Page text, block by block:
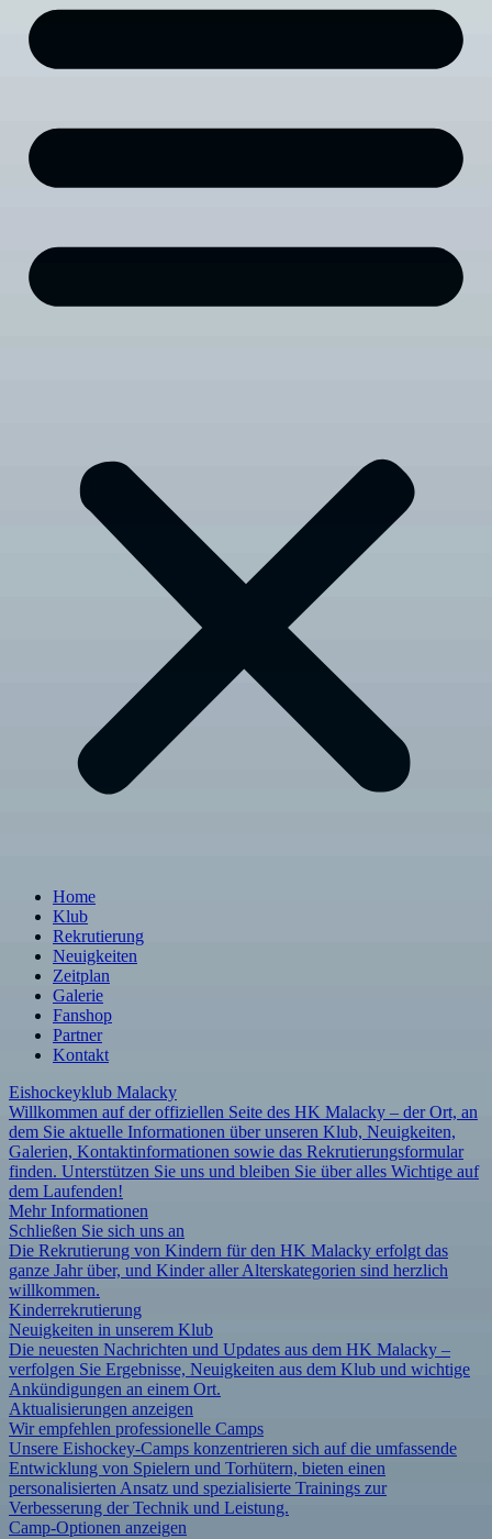
Home
Klub
Rekrutierung
Neuigkeiten
Zeitplan
Galerie
Fanshop
Partner
Kontakt
Eishockeyklub Malacky
Willkommen auf der offiziellen Seite des HK Malacky – der Ort, an
dem Sie aktuelle Informationen über unseren Klub, Neuigkeiten,
Galerien, Kontaktinformationen sowie das Rekrutierungsformular
finden. Unterstützen Sie uns und bleiben Sie über alles Wichtige auf
dem Laufenden!
Mehr Informationen
Schließen Sie sich uns an
Die Rekrutierung von Kindern für den HK Malacky erfolgt das
ganze Jahr über, und Kinder aller Alterskategorien sind herzlich
willkommen.
Kinderrekrutierung
Neuigkeiten in unserem Klub
Die neuesten Nachrichten und Updates aus dem HK Malacky –
verfolgen Sie Ergebnisse, Neuigkeiten aus dem Klub und wichtige
Ankündigungen an einem Ort.
Aktualisierungen anzeigen
Wir empfehlen professionelle Camps
Unsere Eishockey-Camps konzentrieren sich auf die umfassende
Entwicklung von Spielern und Torhütern, bieten einen
personalisierten Ansatz und spezialisierte Trainings zur
Verbesserung der Technik und Leistung.
Camp-Optionen anzeigen